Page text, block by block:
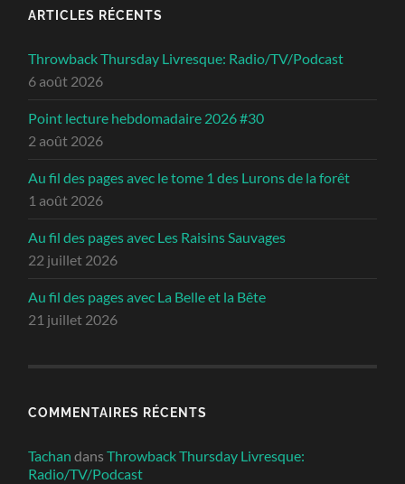
ARTICLES RÉCENTS
Throwback Thursday Livresque: Radio/TV/Podcast
6 août 2026
Point lecture hebdomadaire 2026 #30
2 août 2026
Au fil des pages avec le tome 1 des Lurons de la forêt
1 août 2026
Au fil des pages avec Les Raisins Sauvages
22 juillet 2026
Au fil des pages avec La Belle et la Bête
21 juillet 2026
COMMENTAIRES RÉCENTS
Tachan dansThrowback Thursday Livresque:
Radio/TV/Podcast